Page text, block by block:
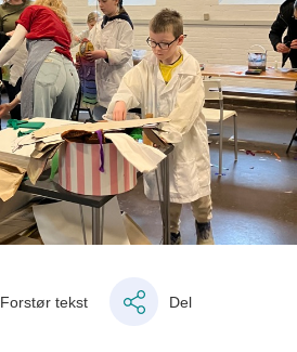
Forstør tekst Del